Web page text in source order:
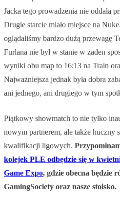
Jacka tego prowadzenia nie oddała
Drugie starcie miało miejsce na
oglądaliśmy bardzo dużą przewagę
Furlana nie był w stanie w żaden
wyniki obu map to 16:13 na Train
Najważniejsza jednak była dobra
ani jednego, ani drugiego w tym
Piątkowy showmatch to nie tylko
nowym partnerem, ale także huczny
kwalifikacji ligowych.
kolejek PLE odbędzie się w
Game Expo, gdzie obecna będzie
GamingSociety oraz nasze stoisko.